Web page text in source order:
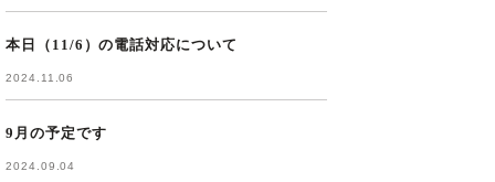
本日（11/6）の電話対応について
2024.11.06
9月の予定です
2024.09.04